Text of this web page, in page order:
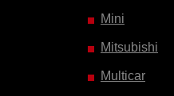
Mini
Mitsubishi
Multicar